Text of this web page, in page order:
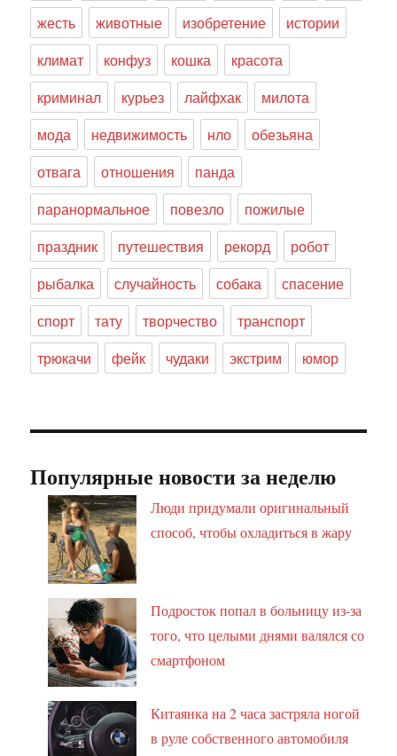
жесть животные изобретение
истории
климат
конфуз кошка
красота
криминал
курьез лайфхак
милота
мода
недвижимость нло
обезьяна
отвага
отношения
панда
паранормальное
повезло
пожилые
праздник
путешествия рекорд
робот
рыбалка
случайность собака
спасение
спорт
тату творчество
транспорт
трюкачи
фейк чудаки экстрим юмор
Популярные новости за неделю
Люди придумали оригинальный
способ, чтобы охладиться в жару
Подросток попал в больницу из-за
того, что целыми днями валялся со
смартфоном
Китаянка на 2 часа застряла ногой
в руле собственного автомобиля